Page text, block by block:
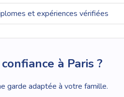
et expériences vérifiées
à Paris ?
garde adaptée à votre famille.